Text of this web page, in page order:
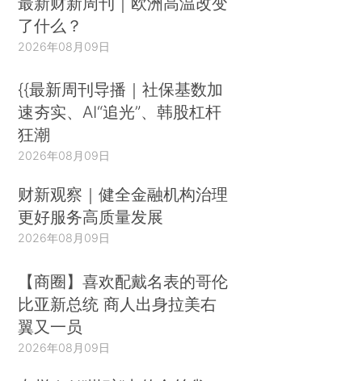
了什么？
2026年08月09日
{{最新周刊导播｜社保基数加
速夯实、AI“追光”、韩股杠杆
狂潮
2026年08月09日
财新观察｜健全金融机构治理
更好服务高质量发展
2026年08月09日
【商圈】喜欢配戴名表的哥伦
比亚新总统 商人出身拉美右
翼又一员
2026年08月09日